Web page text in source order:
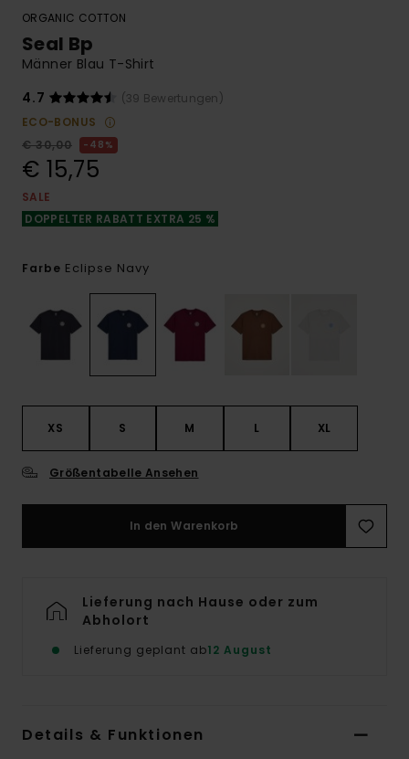
ORGANIC COTTON
Seal Bp
Männer Blau T-Shirt
4.7
(39 Bewertungen)
ECO-BONUS
€ 30,00
48%
€ 15,75
SALE
DOPPELTER RABATT EXTRA 25 %
Farbe Eclipse Navy
XS S M L XL
Größentabelle Ansehen
In den Warenkorb
Lieferung nach Hause oder zum
Abholort
Lieferung geplant ab12 August
Details & Funktionen